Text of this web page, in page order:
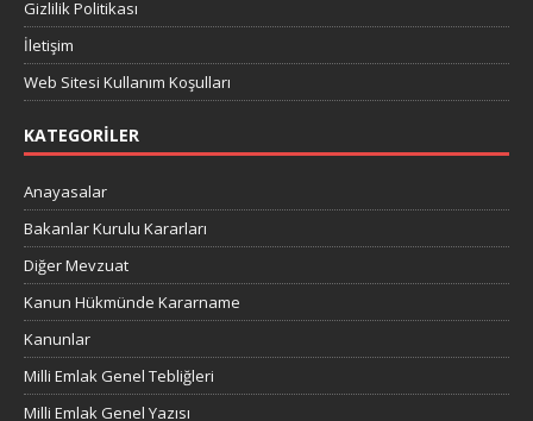
Gizlilik Politikası
İletişim
Web Sitesi Kullanım Koşulları
KATEGORILER
Anayasalar
Bakanlar Kurulu Kararları
Diğer Mevzuat
Kanun Hükmünde Kararname
Kanunlar
Milli Emlak Genel Tebliğleri
Milli Emlak Genel Yazısı